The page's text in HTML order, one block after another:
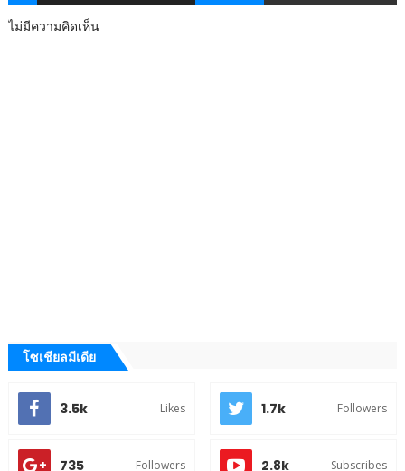
ไม่มีความคิดเห็น
โซเชียลมีเดีย
3.5k Likes 1.7k Followers
735 Followers 2.8k Subscribes